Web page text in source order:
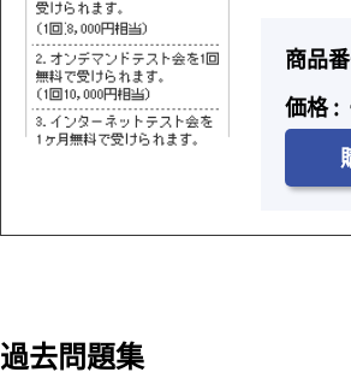
商品
価格 :
過去問題集